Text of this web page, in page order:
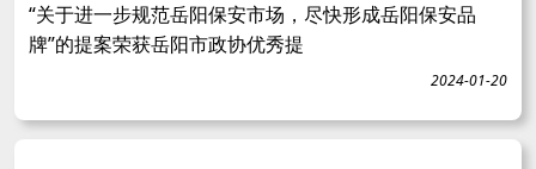
“关于进一步规范岳阳保安市场，尽快形成岳阳保安品
牌”的提案荣获岳阳市政协优秀提
2024-01-20